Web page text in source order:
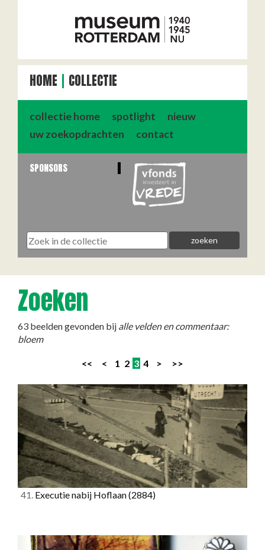
HOME COLLECTIE
collectie home spotlight
nieuw
uw zoekopdrachten
contact
SPONSORS
Zoeken
63 beelden gevonden bij alle velden en commentaar:
bloem
<< < 1 2 3 4 > >>
41. Executie nabij Hoflaan(2884)